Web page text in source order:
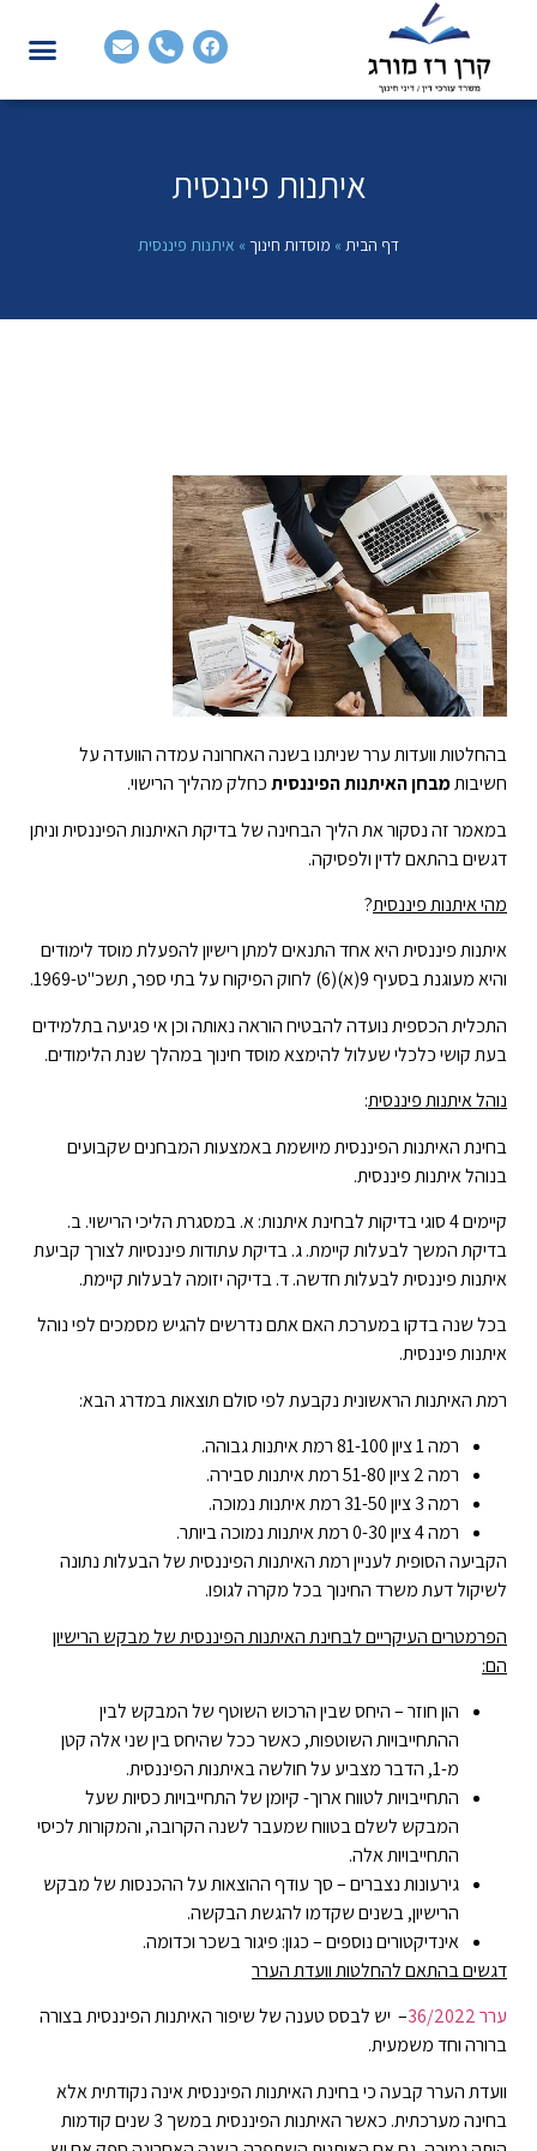
איתנות פיננסית
דף הבית » מוסדות חינוך » איתנות פיננסית
בהחלטות וועדות ערר שניתנו בשנה האחרונה עמדה הוועדה על
חשיבותמבחן האיתנות הפיננסיתכחלק מהליך הרישוי.
במאמר זה נסקור את הליך הבחינה של בדיקת האיתנות הפיננסית וניתן
דגשים בהתאם לדין ולפסיקה.
מהי איתנות פיננסית?
איתנות פיננסית היא אחד התנאים למתן רישיון להפעלת מוסד לימודים
והיא מעוגנת בסעיף 9(א)(6) לחוק הפיקוח על בתי ספר, תשכ"ט-1969.
התכלית הכספית נועדה להבטיח הוראה נאותה וכן אי פגיעה בתלמידים
בעת קושי כלכלי שעלול להימצא מוסד חינוך במהלך שנת הלימודים.
נוהל איתנות פיננסית:
בחינת האיתנות הפיננסית מיושמת באמצעות המבחנים שקבועים
בנוהל איתנות פיננסית.
קיימים 4 סוגי בדיקות לבחינת איתנות: א. במסגרת הליכי הרישוי. ב.
בדיקת המשך לבעלות קיימת. ג. בדיקת עתודות פיננסיות לצורך קביעת
איתנות פיננסית לבעלות חדשה. ד. בדיקה יזומה לבעלות קיימת.
בכל שנה בדקו במערכת האם אתם נדרשים להגיש מסמכים לפי נוהל
איתנות פיננסית.
רמת האיתנות הראשונית נקבעת לפי סולם תוצאות במדרג הבא:
רמה 1 ציון 81-100 רמת איתנות גבוהה.
רמה 2 ציון 51-80 רמת איתנות סבירה.
רמה 3 ציון 31-50 רמת איתנות נמוכה.
רמה 4 ציון 0-30 רמת איתנות נמוכה ביותר.
הקביעה הסופית לעניין רמת האיתנות הפיננסית של הבעלות נתונה
לשיקול דעת משרד החינוך בכל מקרה לגופו.
הפרמטרים העיקריים לבחינת האיתנות הפיננסית של מבקש הרישיון
הם:
הון חוזר – היחס שבין הרכוש השוטף של המבקש לבין
ההתחייבויות השוטפות, כאשר ככל שהיחס בין שני אלה קטן
מ-1, הדבר מצביע על חולשה באיתנות הפיננסית.
התחייבויות לטווח ארוך- קיומן של התחייבויות כסיות שעל
המבקש לשלם בטווח שמעבר לשנה הקרובה, והמקורות לכיסי
התחייבויות אלה.
גירעונות נצברים – סך עודף ההוצאות על ההכנסות של מבקש
הרישיון, בשנים שקדמו להגשת הבקשה.
אינדיקטורים נוספים – כגון: פיגור בשכר וכדומה.
דגשים בהתאם להחלטות וועדת הערר
ערר 36/2022
– יש לבסס טענה של שיפור האיתנות הפיננסית בצורה
ברורה וחד משמעית.
וועדת הערר קבעה כי בחינת האיתנות הפיננסית אינה נקודתית אלא
בחינה מערכתית. כאשר האיתנות הפיננסית במשך 3 שנים קודמות